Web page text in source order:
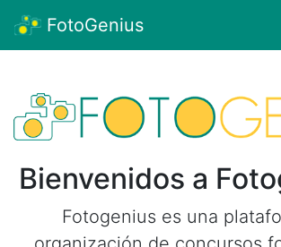
FotoGenius
Bienvenidos a
Fotogenius es una